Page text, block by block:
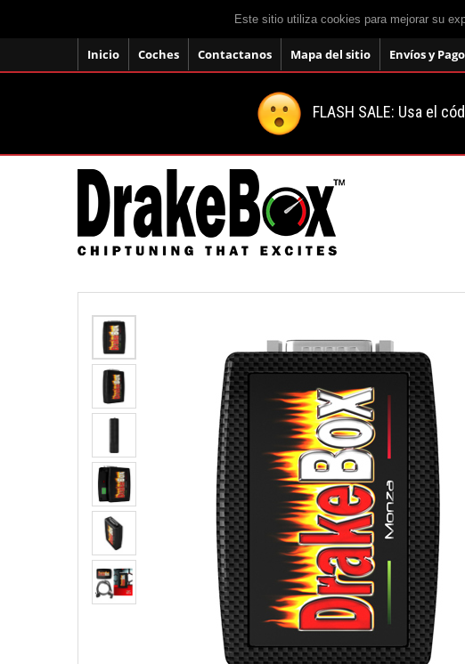
Este sitio utiliza cookies para mejorar su
Inicio Coches Contactanos Mapa del sitio Envíos y
FLASH SALE: Usa el